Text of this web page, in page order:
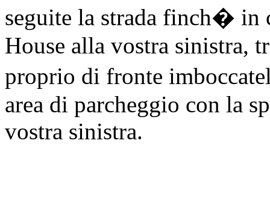
seguite la strada finch� in
House alla vostra sinistra,
proprio di fronte
area di parcheggio con la
vostra sinistra.